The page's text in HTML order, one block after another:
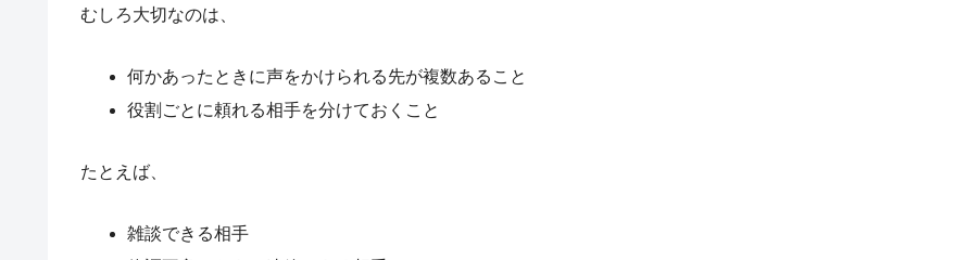
むしろ大切なのは、
何かあったときに声をかけられる先が複数あること
役割ごとに頼れる相手を分けておくこと
たとえば、
雑談できる相手